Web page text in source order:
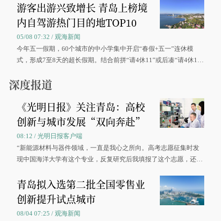
游客出游兴致增长 青岛上榜境
内自驾游热门目的地TOP10
05/08 07:32 / 观海新闻
今年五一假期，60个城市的中小学集中开启“春假+五一”连休模
式，形成7至8天的超长假期。结合前拼“请4休11”或后凑“请4休1
深度报道
《光明日报》关注青岛：高校
创新与城市发展“双向奔赴”
08:12 / 光明日报客户端
“新能源材料与器件领域，一直是我心之所向。高考志愿征集时发
现中国海洋大学有这个专业，反复研究后我填报了这个志愿，还真
大学材料科学与工程学院材料类专业的录取通知书。
青岛拟入选第二批全国零售业
创新提升试点城市
08/04 07:25 / 观海新闻